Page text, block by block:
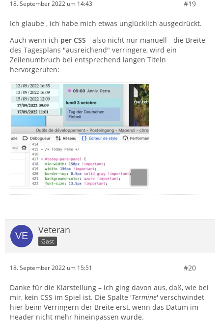
18. September 2022 um 14:43 #19
Ich glaube , ich habe mich etwas unglücklich ausgedrückt.
Auch wenn ich per CSS - also nicht nur manuell - die Breite
des Tagesplans "ausreichend" verringere, wird ein
Zeilenumbruch bei entsprechend langen Titeln
hervorgerufen:
Veteran
Gast
18. September 2022 um 15:51 #20
Danke für die Klarstellung – ich ging davon aus, daß, wie bei
mir, kein CSS im Spiel ist. Die Spalte 'Termine' verschwindet
hier beim Verringern der Breite erst, wenn das Datum im
Header nicht mehr hineinpassen würde.